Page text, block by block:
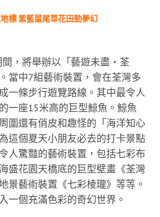
標 紫藍鼠尾草花田勁夢幻
，將舉辦以「藝遊未盡・荃
當中7組藝術裝置，會在荃灣多
一條步行遊覽路線。其中最令人
一座15米高的巨型鯨魚。鯨魚
圍還有俏皮和趣怪的「海洋知心
這個夏天小朋友必去的打卡景點
人驚豔的藝術裝置，包括七彩布
盛花園天橋底的巨型壁畫《荃灣
景藝術裝置《七彩棱瓏》等等。
一個充滿色彩的奇幻世界。